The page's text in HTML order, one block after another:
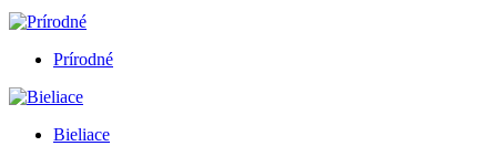
Prírodné
Bieliace